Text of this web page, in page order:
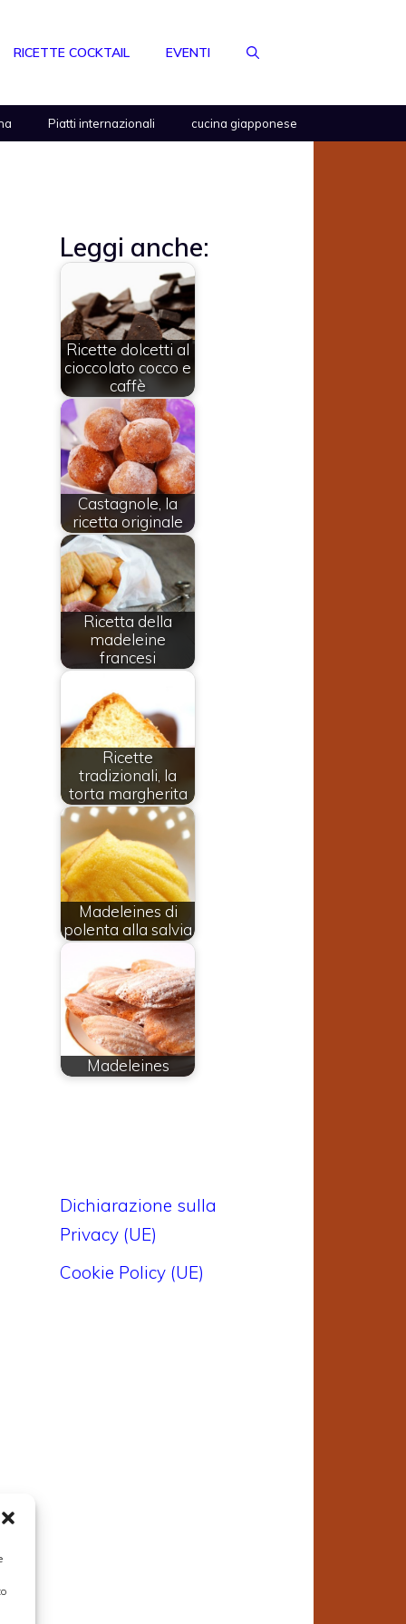
RICETTE COCKTAIL EVENTI
Piatti internazionali cucina giapponese
Leggi anche:
Ricette dolcetti al
cioccolato cocco e
caffè
Castagnole, la
ricetta originale
Ricetta della
madeleine
francesi
Ricette
tradizionali, la
torta margherita
Madeleines di
polenta alla salvia
Madeleines
Dichiarazione sulla
Privacy (UE)
Cookie Policy (UE)